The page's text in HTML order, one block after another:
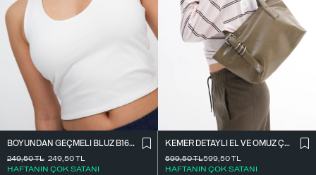
BOYUNDAN GEÇMELI BLUZ B1623-H11
249,50TL
HAFTANIN ÇOK SATANI
249,50TL
KEMER DETAYLI EL VE OMUZ ÇANTASI Ç11
599,50TL
HAFTANIN ÇOK SATANI
599,50TL